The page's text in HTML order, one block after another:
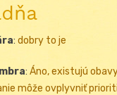
: dobry to je
: Áno, existujú
môže ovplyvniť